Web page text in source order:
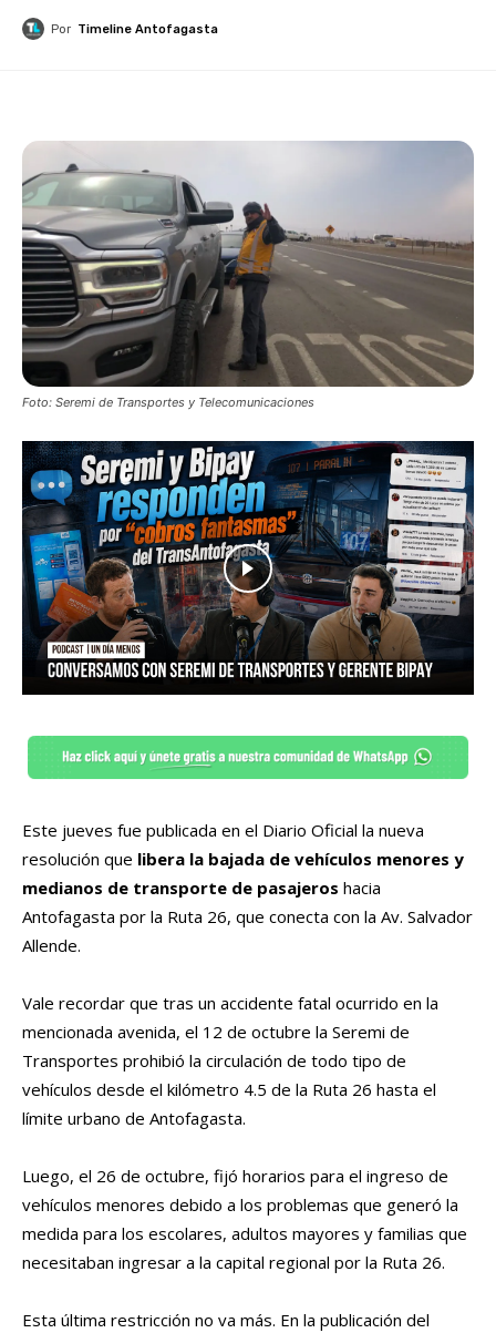
Por Timeline Antofagasta
Foto: Seremi de Transportes y Telecomunicaciones
Este jueves fue publicada en el Diario Oficial la nueva
resolución que libera la bajada de vehículos menores y
medianos de transporte de pasajeros hacia
Antofagasta por la Ruta 26, que conecta con la Av. Salvador
Allende.
Vale recordar que tras un accidente fatal ocurrido en la
mencionada avenida, el 12 de octubre la Seremi de
Transportes prohibió la circulación de todo tipo de
vehículos desde el kilómetro 4.5 de la Ruta 26 hasta el
límite urbano de Antofagasta.
Luego, el 26 de octubre, fijó horarios para el ingreso de
vehículos menores debido a los problemas que generó la
medida para los escolares, adultos mayores y familias que
necesitaban ingresar a la capital regional por la Ruta 26.
Esta última restricción no va más. En la publicación del